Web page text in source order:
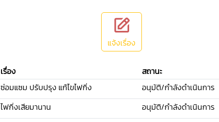
แจ้งเรื่อง
เรื่อง สถานะ
ซ่อมแซม ปรับปรุง แก้ไขไฟกิ่ง
อนุมัติ/กำลังดำเนินการ
ไฟกิ่งเสียมานาน
อนุมัติ/กำลังดำเนินการ